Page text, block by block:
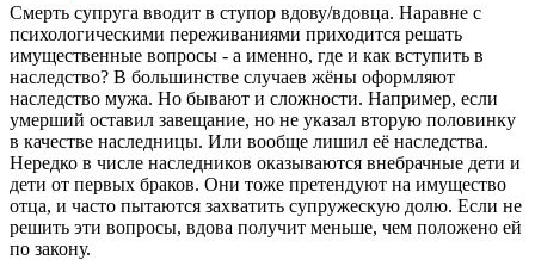
Смерть супруга вводит в ступор вдову/вдовца. Наравне с
психологическими переживаниями приходится решать
имущественные вопросы - а именно, где и как вступить в
наследство? В большинстве случаев жёны оформляют
наследство мужа. Но бывают и сложности. Например, если
умерший оставил завещание, но не указал вторую половинку
в качестве наследницы. Или вообще лишил её наследства.
Нередко в числе наследников оказываются внебрачные дети и
дети от первых браков. Они тоже претендуют на имущество
отца, и часто пытаются захватить супружескую долю. Если не
решить эти вопросы, вдова получит меньше, чем положено ей
по закону.